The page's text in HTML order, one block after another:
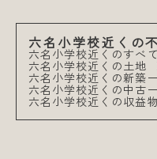
六名小学校近くの
六名小学校近くのすべ
六名小学校近くの土地
六名小学校近くの新築
六名小学校近くの中古
六名小学校近くの収益